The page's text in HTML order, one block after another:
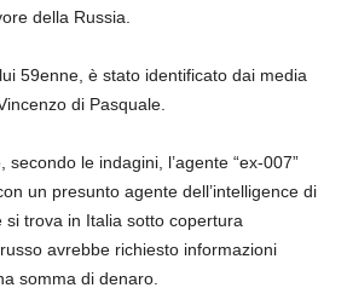
della Russia.
59enne, è stato identificato dai media
di Pasquale.
secondo le indagini, l’agente “ex-007”
un presunto agente dell’intelligence di
si trova in Italia sotto copertura
avrebbe richiesto informazioni
somma di denaro.